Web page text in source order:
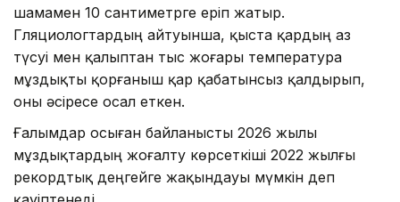
шамамен 10 сантиметрге еріп жатыр.
Гляциологтардың айтуынша, қыста қардың аз
түсуі мен қалыптан тыс жоғары температура
мұздықты қорғаныш қар қабатынсыз қалдырып,
оны әсіресе осал еткен.
Ғалымдар осыған байланысты 2026 жылы
мұздықтардың жоғалту көрсеткіші 2022 жылғы
рекордтық деңгейге жақындауы мүмкін деп